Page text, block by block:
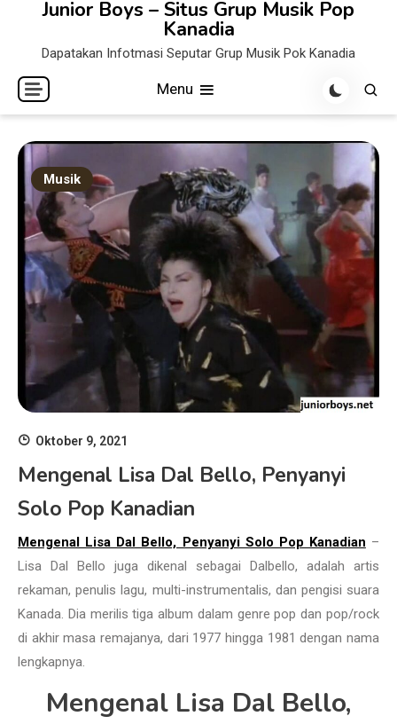
content
Junior Boys – Situs Grup Musik Pop
Kanadia
Dapatakan Infotmasi Seputar Grup Musik Pok Kanadia
Menu
Musik
Oktober 9, 2021
Mengenal Lisa Dal Bello, Penyanyi
Solo Pop Kanadian
Mengenal Lisa Dal Bello, Penyanyi Solo Pop Kanadian –
Lisa Dal Bello juga dikenal sebagai Dalbello, adalah artis
rekaman, penulis lagu, multi-instrumentalis, dan pengisi suara
Kanada. Dia merilis tiga album dalam genre pop dan pop/rock
di akhir masa remajanya, dari 1977 hingga 1981 dengan nama
lengkapnya.
Mengenal Lisa Dal Bello,